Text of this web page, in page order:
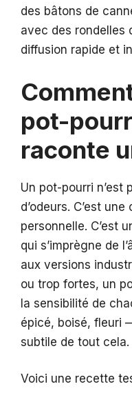
des bâtons de
avec des rondelles
diffusion rapide et
pot-
raconte
Un pot-pourri n’est
d’odeurs. C’est
personnelle. C’est
qui s’imprègne de
aux versions
ou trop fortes, un
la sensibilité de
épicé, boisé, fleuri
subtile de tout cela.
Voici une recette